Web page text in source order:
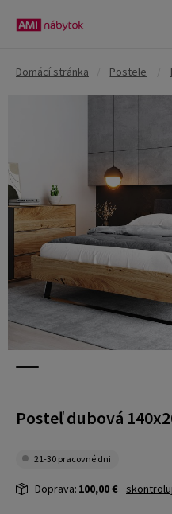
Domácí stránka Postele
Posteľ dubová
21-30 pracovné dni
Doprava: 100,00 €